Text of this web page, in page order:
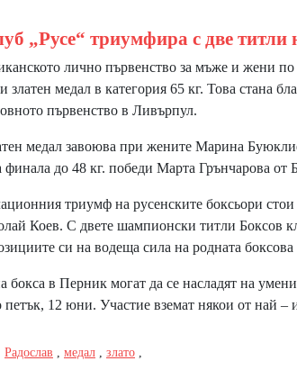
„Русе“ триумфира с две титли
лично първенство за мъже и жени по
златен медал в категория 65 кг. Това стана
първенство в Ливърпул.
медал завоюва при жените Марина
финала до 48 кг. победи Марта Грънчарова
триумф на русенските боксьори
Коев. С двете шампионски титли Боксов
си на водеща сила на родната боксова
бокса в Перник могат да се насладят на
петък, 12 юни. Участие вземат някои от най –
Радослав медал злато